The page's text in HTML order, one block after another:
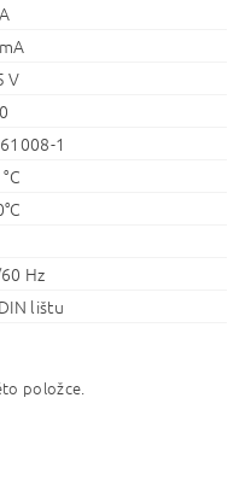
V
1
Hz
lištu
položce.